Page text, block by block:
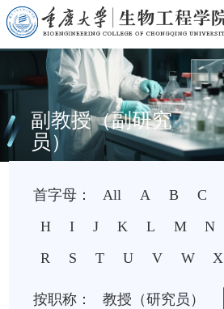
副教授（副研究
员）
首字母： All A B C
H
I J K L M N
R
S T U V W X
按职称： 教授（研究员）